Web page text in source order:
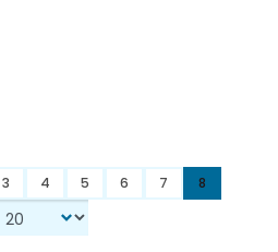
3 4 5 6 7 8